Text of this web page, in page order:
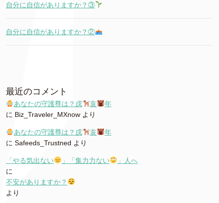
自分に自信がありますか？③
自分に自信がありますか？②
最近のコメント
あなたの守護尊は？戌 亥
年
に Biz_Traveler_MXnow より
あなたの守護尊は？戌 亥
年
に Safeeds_Trustned より
「やる気出ない 」「集力力ない
」人へ
に
不安がありますか？
より